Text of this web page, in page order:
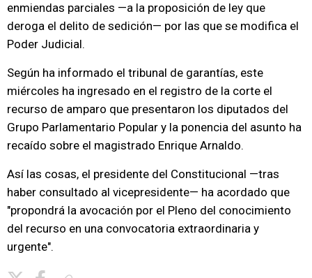
enmiendas parciales —a la proposición de ley que
deroga el delito de sedición— por las que se modifica el
Poder Judicial.
Según ha informado el tribunal de garantías, este
miércoles ha ingresado en el registro de la corte el
recurso de amparo que presentaron los diputados del
Grupo Parlamentario Popular y la ponencia del asunto ha
recaído sobre el magistrado Enrique Arnaldo.
Así las cosas, el presidente del Constitucional —tras
haber consultado al vicepresidente— ha acordado que
"propondrá la avocación por el Pleno del conocimiento
del recurso en una convocatoria extraordinaria y
urgente".